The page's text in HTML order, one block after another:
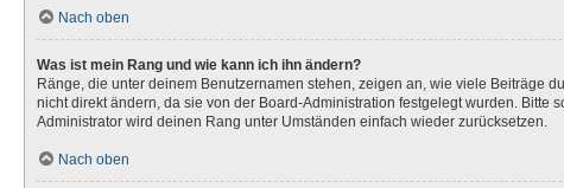
Nach oben
Was ist mein Rang und wie kann ich ihn ändern?
Ränge, die unter deinem Benutzernamen stehen, zeigen an, wie viele Beiträge
nicht direkt ändern, da sie von der Board-Administration festgelegt wurden.
Administrator wird deinen Rang unter Umständen einfach wieder zurücksetzen.
Nach oben